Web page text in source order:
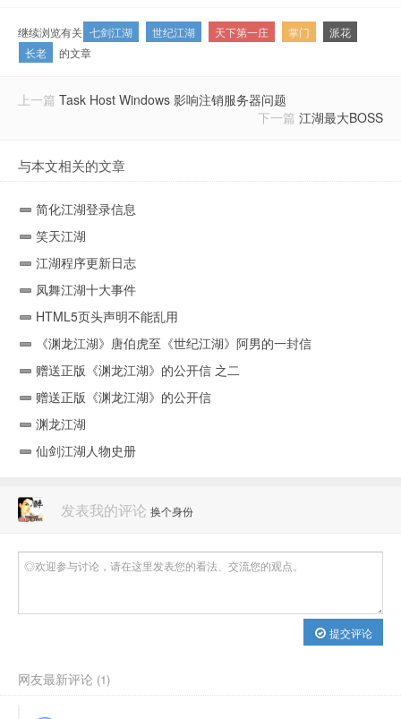
继续浏览有关 七剑江湖 世纪江湖 天下第一庄 掌门
派花
长老
的文章
上一篇 Task Host Windows 影响注销服务器问题
下一篇 江湖最大BOSS
与本文相关的文章
简化江湖登录信息
笑天江湖
江湖程序更新日志
凤舞江湖十大事件
HTML5页头声明不能乱用
《渊龙江湖》唐伯虎至《世纪江湖》阿男的一封信
赠送正版《渊龙江湖》的公开信 之二
赠送正版《渊龙江湖》的公开信
渊龙江湖
仙剑江湖人物史册
发表我的评论 换个身份
提交评论
网友最新评论 (1)